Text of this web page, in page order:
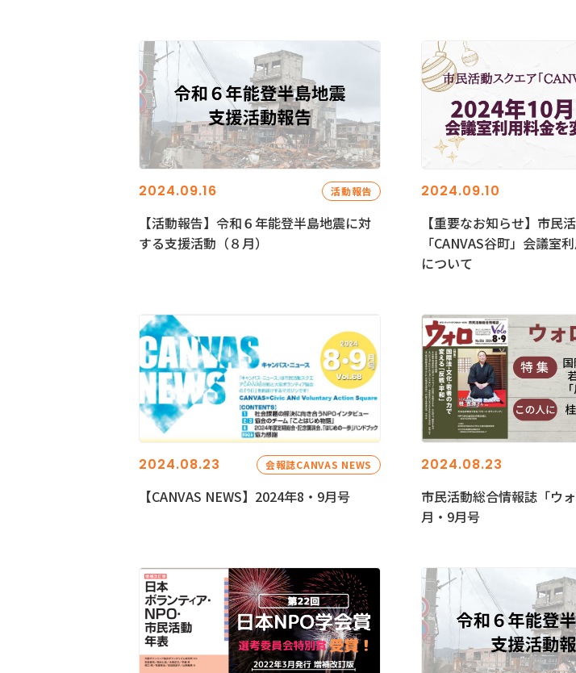
2024.09.16 活動報告
【活動報告】令和６年能登半島地震に対
する支援活動（８月）
2024.09.10
【重要なお知らせ】市民
「CANVAS谷町」会議室
について
2024.08.23 会報誌CANVAS NEWS
【CANVAS NEWS】2024年8・9月号
2024.08.23
市民活動総合情報誌「ウ
月・9月号